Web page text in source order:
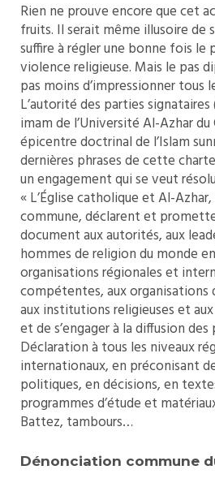
Rien ne prouve encore que cet
fruits. Il serait même illusoire de
suffire à régler une bonne fois le
violence religieuse. Mais le pas
pas moins d’impressionner tous
L’autorité des parties
imam de l’Université Al-Azhar
épicentre doctrinal de l’Islam
dernières phrases de cette
un engagement qui se veut
« L’Église catholique et Al-
commune, déclarent et
document aux autorités, aux
hommes de religion du monde
organisations régionales et
compétentes, aux organisations
aux institutions religieuses et
et de s’engager à la diffusion
Déclaration à tous les niveaux
internationaux, en préconisant
politiques, en décisions, en
programmes d’étude et
Battez, tambours…
Dénonciation commune